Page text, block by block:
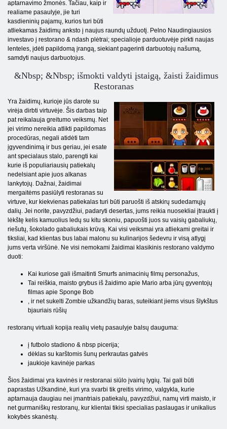
aptarnavimo žmonės. Tačiau, kaip ir
realiame pasaulyje, jie turi
kasdieninių pajamų, kurios turi būti
atliekamas žaidimų anksto į naujus raundų užduotį. Pelno Naudingiausios
investavo į restorano & ndash plėtrai; specialioje parduotuvėje pirkti naujas
lenteles, įdėti papildomą įrangą, siekiant pagerinti darbuotojų našumą,
samdyti naujus darbuotojus.
&Nbsp; &Nbsp; išmokti valdyti įstaigą, žaisti žaidimus
Restoranas
Yra žaidimų, kurioje jūs darote su
virėja dirbti virtuvėje. Šis darbas taip
pat reikalauja greitumo veiksmų. Net
jei virimo nereikia atlikti papildomas
procedūras, negali atidėti tam
įgyvendinimą ir bus geriau, jei esate
ant specialaus stalo, parengti kai
kurie iš populiariausių patiekalų
nedelsiant apie juos alkanas
lankytojų. Dažnai, žaidimai
mergaitėms pasiūlyti restoranas su
virtuve, kur kiekvienas patiekalas turi būti paruošti iš atskirų sudedamųjų
dalių. Jei norite, pavyzdžiui, padaryti desertas, jums reikia nuosekliai įtraukti į
lėkštę kelis kamuolius ledų su kitu skoniu, papuošti juos su vaisių gabaliukų,
riešutų, šokolado gabaliukais krūvą. Kai visi veiksmai yra atliekami greitai ir
tiksliai, kad klientas bus labai malonu su kulinarijos šedevru ir visą atlygį
jums verta viršūnė. Ne visi nemokami žaidimai klasikinis restorano valdymo
duoti:
Kai kuriose gali išmaitinti Smurfs animacinių filmų personažus,
Tai reiškia, maisto grybus iš žaidimo apie Mario arba jūrų gyventojų
filmas apie Sponge Bob
, ir net sukelti Zombie užkandžių baras, suteikiant jiems visus šlykštus
bjauriais rūšių
restoranų virtuali kopija realių vietų pasaulyje balsų dauguma:
į futbolo stadiono & nbsp picerija;
dėklas su karštomis šunų perkrautas gatvės
jaukioje kavinėje parkas
Šios žaidimai yra kavinės ir restoranai siūlo įvairių lygių. Tai gali būti
paprastas Užkandinė, kuri yra svarbi tik greitis virimo, valgykla, kurie
aptarnauja daugiau nei įmantriais patiekalų, pavyzdžiui, namų virti maisto, ir
net gurmaniškų restoranų, kur klientai tikisi specialias paslaugas ir unikalius
kokybės skanėstų.